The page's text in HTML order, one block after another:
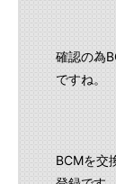
確認の為
ですね。
BCMを交